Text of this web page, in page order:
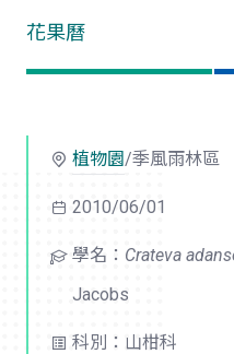
花果曆
植物園/季風雨林區
2010/06/01
學名： Crateva
Jacobs
科別：山柑科